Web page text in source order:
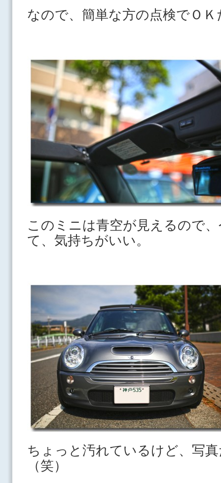
なので、簡単な方の点検でＯ
このミニは青空が見えるので
て、気持ちがいい。
ちょっと汚れているけど、写
（笑）